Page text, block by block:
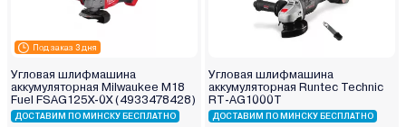
Под заказ 3 дня
Угловая шлифмашина
аккумуляторная Milwaukee M18
Fuel FSAG125X-0X (4933478428)
ДОСТАВИМ ПО МИНСКУ БЕСПЛАТНО
Угловая шлифмашина
аккумуляторная Runtec Technic
RT-AG1000T
ДОСТАВИМ ПО МИНСКУ БЕСПЛАТНО